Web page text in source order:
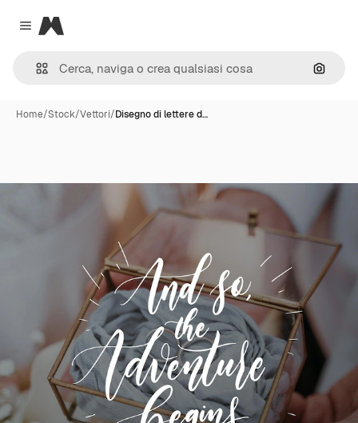
Close menu
Magnific
Cerca
Home/Stock/Vettori/Disegno di lettere d…